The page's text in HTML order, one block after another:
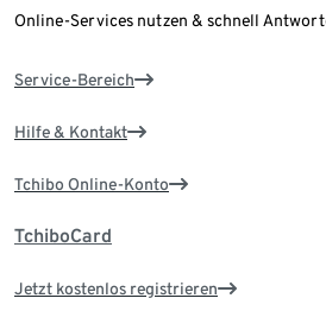
Online-Services nutzen & schnell
Service-Bereich
Hilfe & Kontakt
Tchibo Online-Konto
TchiboCard
Jetzt kostenlos registrieren